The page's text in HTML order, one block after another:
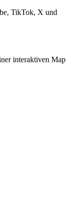
TikTok, X und
interaktiven Map